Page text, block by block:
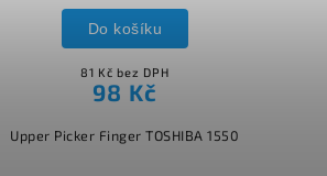
81 Kč bez DPH
98 Kč
Do košíku
Upper Picker Finger TOSHIBA 1550